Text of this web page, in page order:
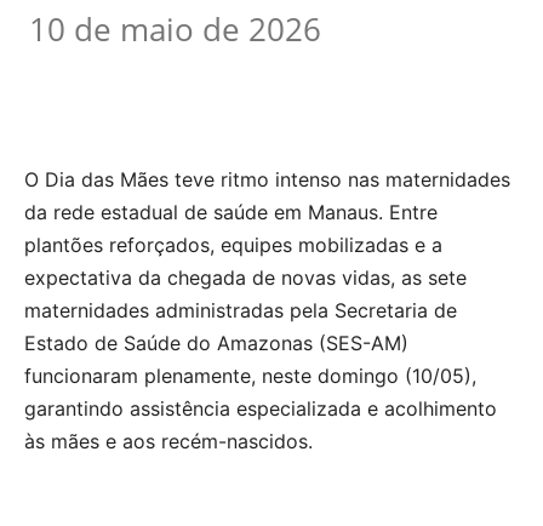
10 de maio de 2026
O Dia das Mães teve ritmo intenso nas maternidades
da rede estadual de saúde em Manaus. Entre
plantões reforçados, equipes mobilizadas e a
expectativa da chegada de novas vidas, as sete
maternidades administradas pela Secretaria de
Estado de Saúde do Amazonas (SES-AM)
funcionaram plenamente, neste domingo (10/05),
garantindo assistência especializada e acolhimento
às mães e aos recém-nascidos.